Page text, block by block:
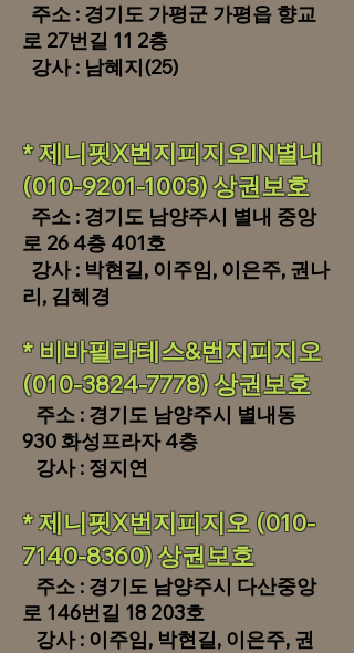
주소 : 경기도 가평군 가평읍 향교
로 27번길 11 2층
​ 강사 : 남혜지(25)
​* 제니핏X번지피지오IN별내
(010-9201-1003)상권보호
주소 : 경기도 남양주시 별내 중앙
로 26 4층 401호
​ 강사 : 박현길, 이주임, 이은주, 권나
리, 김혜경
​* 비바필라테스&번지피지오
(010-3824-7778) 상권보호
주소 : 경기도 남양주시 별내동
930 화성프라자 4층
​ 강사 : 정지연
​* 제니핏X번지피지오 (010-
7140-8360)상권보호
주소 : 경기도 남양주시 다산중앙
로 146번길 18 203호
​ 강사 : 이주임, 박현길, 이은주, 권